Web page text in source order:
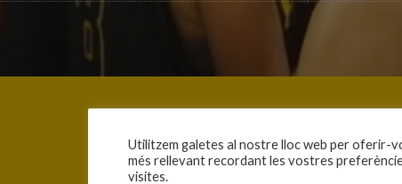
Utilitzem galetes al nostre lloc web per oferir-
més rellevant recordant les vostres
visites.